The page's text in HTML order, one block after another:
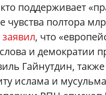
поддерживает
полтора
заявил, что
и демократии
Гайнутдин,
ислама и